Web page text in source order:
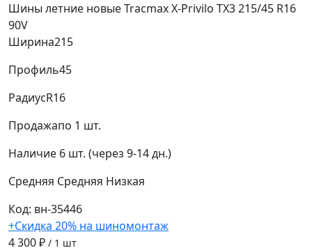
Шины летние новые Tracmax X-Privilo TX3 215/45 R16
90V
Ширина215
Профиль45
РадиусR16
Продажапо 1 шт.
Наличие 6 шт. (через 9-14 дн.)
Средняя Средняя Низкая
Код: вн-35446
+Скидка 20% на шиномонтаж
4 300 ₽ / 1 шт